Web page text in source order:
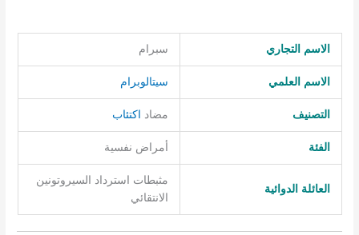
الاسم التجاري سبرام
الاسم العلمي سيتالوبرام
التصنيف مضاد اكتئاب
الفئة أمراض نفسية
العائلة الدوائية
مثبطات استرداد السيروتونين
الانتقائي